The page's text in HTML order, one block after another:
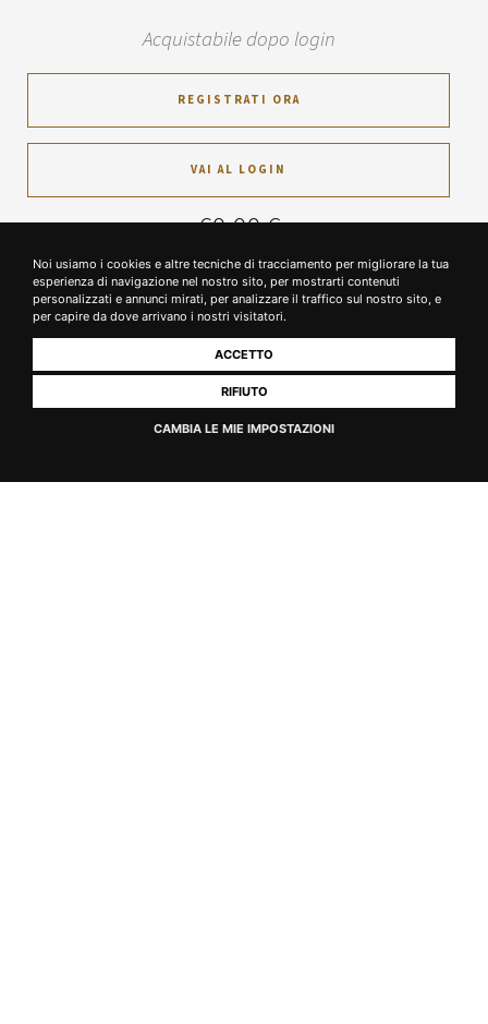
Noi usiamo i cookies e altre tecniche di tracciamento per migliorare la tua
esperienza di navigazione nel nostro sito, per mostrarti contenuti
personalizzati e annunci mirati, per analizzare il traffico sul nostro sito, e
per capire da dove arrivano i nostri visitatori.
ACCETTO
RIFIUTO
CAMBIA LE MIE IMPOSTAZIONI
Acquistabile dopo login
REGISTRATI ORA
VAI AL LOGIN
60,00 €
per persona
Lingua
Data